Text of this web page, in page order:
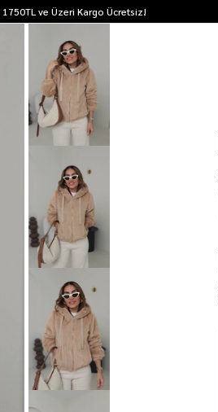
1750TL ve Üzeri Kargo Ücretsiz!